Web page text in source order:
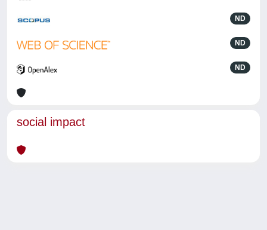
ND
ND
ND
social impact